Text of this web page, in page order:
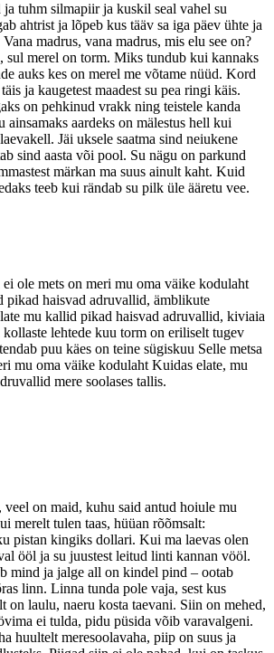
tuhm silmapiir ja kuskil seal vahel su
ahtrist ja lõpeb kus tääv sa iga päev ühte ja
madrus, vana madrus, mis elu see on?
sul merel on torm. Miks tundub kui kannaks
auks kes on merel me võtame nüüd. Kord
ja kaugetest maadest su pea ringi käis.
on pehkinud vrakk ning teistele kanda
ainsamaks aardeks on mälestus hell kui
Jäi uksele saatma sind neiukene
sind aasta või pool. Su nägu on parkund
märkan ma suus ainult kaht. Kuid
teeb kui rändab su pilk üle ääretu vee.
ei ole mets on meri mu oma väike kodulaht
pikad haisvad adruvallid, ämblikute
mu kallid pikad haisvad adruvallid, kiviaia
lehtede kuu torm on eriliselt tugev
puu käes on teine sügiskuu Selle metsa
mu oma väike kodulaht Kuidas elate, mu
mere soolases tallis.
on maid, kuhu said antud hoiule mu
merelt tulen taas, hüüan rõõmsalt:
pistan kingiks dollari. Kui ma laevas olen
ööl ja su juustest leitud linti kannan vööl.
mind ja jalge all on kindel pind – ootab
linn. Linna tunda pole vaja, sest kus
on laulu, naeru kosta taevani. Siin on mehed,
ei tulda, pidu püsida võib varavalgeni.
huultelt meresoolavaha, piip on suus ja